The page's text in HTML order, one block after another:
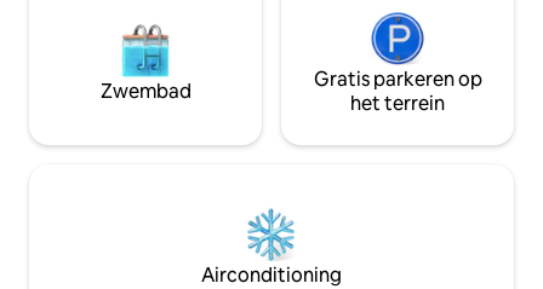
Zwembad
Gratis parkeren op
het terrein
Airconditioning